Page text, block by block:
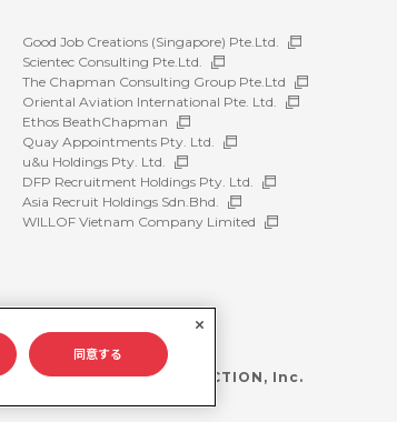
Good Job Creations (Singapore) Pte.Ltd.
Scientec Consulting Pte.Ltd.
The Chapman Consulting Group Pte.Ltd
Oriental Aviation International Pte. Ltd.
Ethos BeathChapman
Quay Appointments Pty. Ltd.
u&u Holdings Pty. Ltd.
DFP Recruitment Holdings Pty. Ltd.
Asia Recruit Holdings Sdn.Bhd.
WILLOF Vietnam Company Limited
©WILLOF CONSTRUCTION, Inc.
同意する